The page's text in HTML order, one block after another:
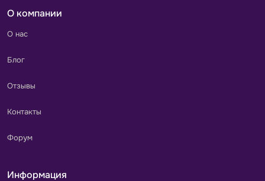
О компании
О нас
Блог
Отзывы
Контакты
Форум
Информация